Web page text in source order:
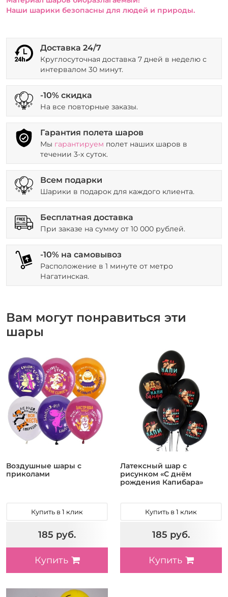
Наши шарики безопасны для людей и природы.
Доставка 24/7
Круглосуточная доставка 7 дней в неделю с
интервалом 30 минут.
-10% скидка
На все повторные заказы.
Гарантия полета шаров
Мы гарантируем полет наших шаров в
течении 3-х суток.
Всем подарки
Шарики в подарок для каждого клиента.
Бесплатная доставка
При заказе на сумму от 10 000 рублей.
-10% на самовывоз
Расположение в 1 минуте от метро
Нагатинская.
Вам могут понравиться эти
шары
Воздушные шары с
приколами
Купить в 1 клик
185 руб.
Купить
Латексный шар с
рисунком «С днём
рождения Капибара»
Купить в 1 клик
185 руб.
Купить